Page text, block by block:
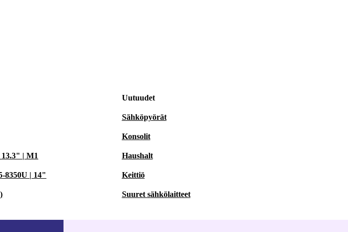
| M1
8350U | 14"
Uutuudet
Sähköpyörät
Konsolit
Haushalt
Keittiö
Suuret sähkölaitteet